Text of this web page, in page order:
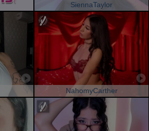
SiennaTaylor
NahomyCarther